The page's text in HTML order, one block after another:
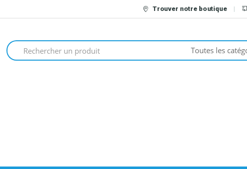
Trouver notre boutique
Search
for: